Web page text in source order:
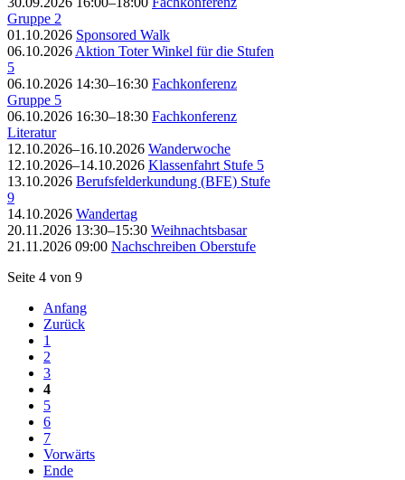
Gruppe 2
01.10.2026 Sponsored Walk
06.10.2026 Aktion Toter Winkel für die Stufen
5
06.10.2026 14:30–16:30 Fachkonferenz
Gruppe 5
06.10.2026 16:30–18:30 Fachkonferenz
Literatur
12.10.2026–16.10.2026 Wanderwoche
12.10.2026–14.10.2026 Klassenfahrt Stufe 5
13.10.2026 Berufsfelderkundung (BFE) Stufe
9
14.10.2026 Wandertag
20.11.2026 13:30–15:30 Weihnachtsbasar
21.11.2026 09:00 Nachschreiben Oberstufe
Seite 4 von 9
Anfang
Zurück
1
2
3
4
5
6
7
Vorwärts
Ende